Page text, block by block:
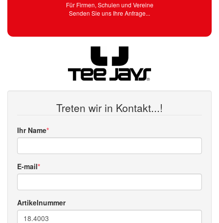
Für Firmen, Schulen und Vereine
Senden Sie uns Ihre Anfrage...
Treten wir in Kontakt...!
Ihr Name
E-mail
Artikelnummer